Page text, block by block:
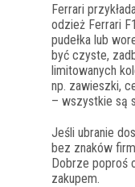
Ferrari
odzież Ferrari
pudełka lub
być czyste,
limitowanych
np. zawieszki,
– wszystkie są
Jeśli ubranie
bez znaków
Dobrze poproś
zakupem.